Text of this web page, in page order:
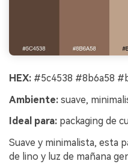
HEX: #5c4538 #8b6a58
Ambiente: suave,
Ideal para: packaging de
Suave y minimalista, esta
de lino y luz de mañana